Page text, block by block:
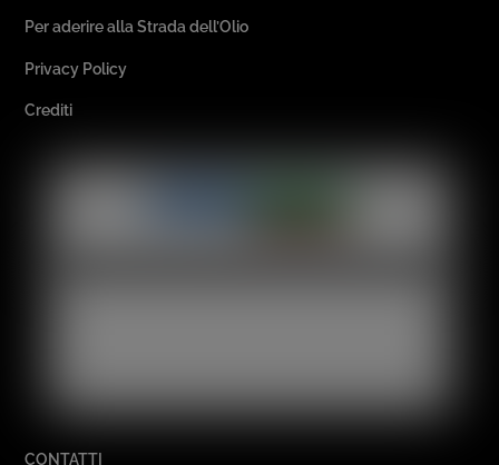
Per aderire alla Strada dell’Olio
Privacy Policy
Crediti
CONTATTI